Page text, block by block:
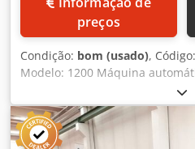
preços
Condição: bom (usado),
Modelo: 1200 Máquina
rolo para polir tintas de
metais, mármore e materiais
técnicas: Dcsdszh Eacopfx Ai
Dimensões da superfície de